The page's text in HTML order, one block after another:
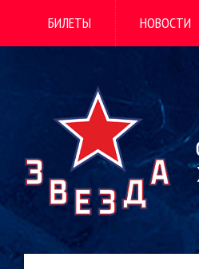
БИЛЕТЫ НОВОСТИ